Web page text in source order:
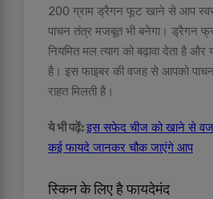
200 ग्राम ड्रैगन फूट खाने से आप
पाचन तंत्र मजबूत भी बनेगा। ड्रैगन
नियमित मल त्याग को बढ़ावा देता है
है। इस फाइबर की वजह से आपको
राहत मिलती है।
ये भी पढ़ें:इस सफेद चीज को खाने से
कई फायदे जानकर चौक जाएंगे आप
स्किन के लिए है फायदेमंद